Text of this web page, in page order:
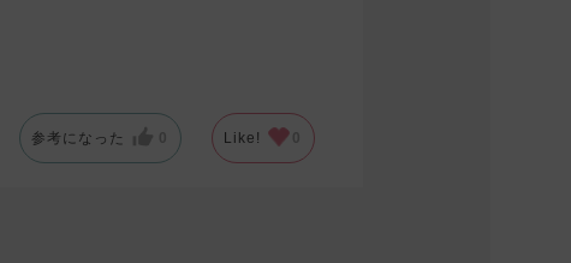
参考になった 0 Like! 0